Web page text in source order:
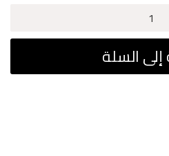
السلة